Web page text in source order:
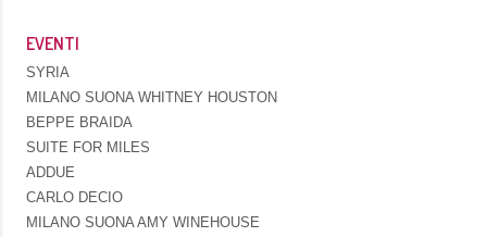
EVENTI
SYRIA
MILANO SUONA WHITNEY HOUSTON
BEPPE BRAIDA
SUITE FOR MILES
ADDUE
CARLO DECIO
MILANO SUONA AMY WINEHOUSE